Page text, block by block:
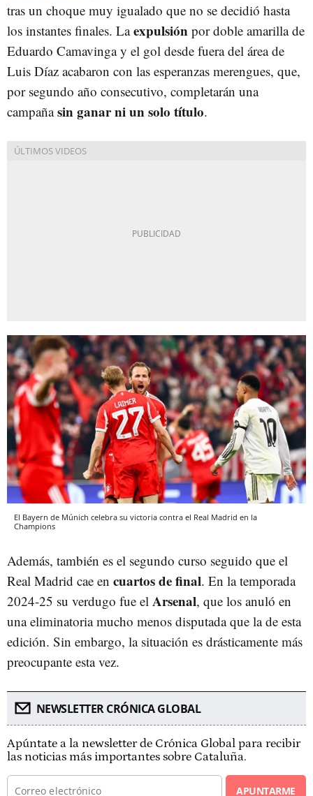
tras un choque muy igualado que no se decidió hasta
los instantes finales. Laexpulsión por doble amarilla de
Eduardo Camavinga y el gol desde fuera del área de
Luis Díaz acabaron con las esperanzas merengues, que,
por segundo año consecutivo, completarán una
campañasin ganar ni un solo título.
El Bayern de Múnich celebra su victoria contra el Real Madrid en la
Champions
Además, también es el segundo curso seguido que el
Real Madrid cae en cuartos de final. En la temporada
2024-25 su verdugo fue el Arsenal, que los anuló en
una eliminatoria mucho menos disputada que la de esta
edición. Sin embargo, la situación es drásticamente más
preocupante esta vez.
NEWSLETTER CRÓNICA GLOBAL
Apúntate a la newsletter de Crónica Global para recibir
las noticias más importantes sobre Cataluña.
APUNTARME